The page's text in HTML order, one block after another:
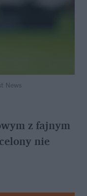
News
z fajnym
nie